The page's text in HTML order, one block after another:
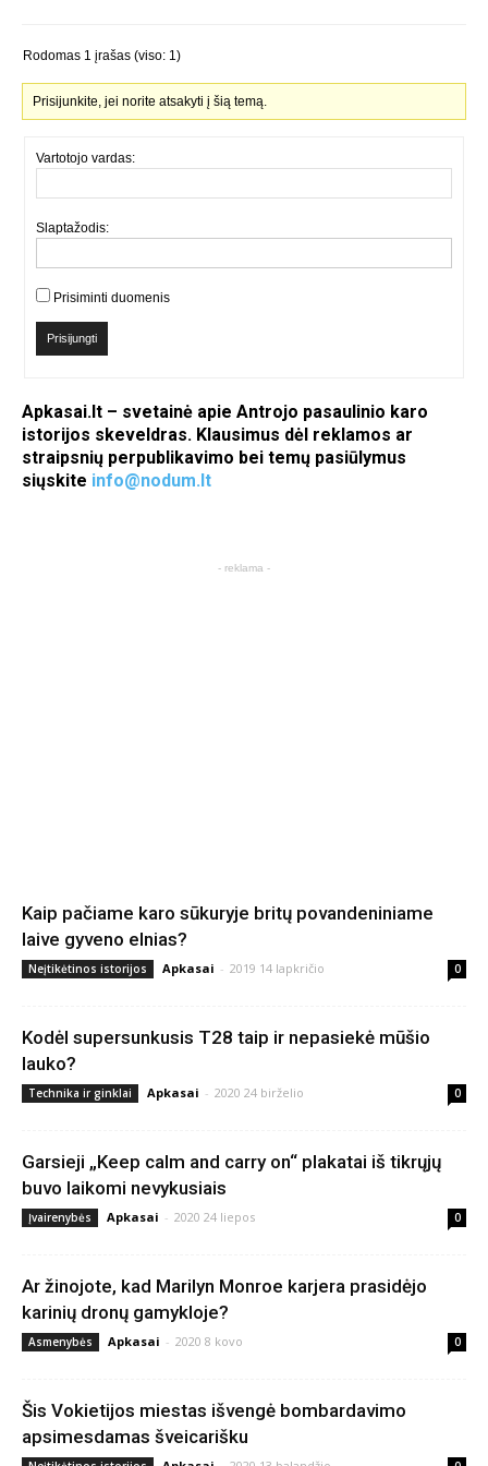
Rodomas 1 įrašas (viso: 1)
Prisijunkite, jei norite atsakyti į šią temą.
Vartotojo vardas:
Slaptažodis:
Prisiminti duomenis
Prisijungti
Apkasai.lt – svetainė apie Antrojo pasaulinio karo
istorijos skeveldras. Klausimus dėl reklamos ar
straipsnių perpublikavimo bei temų pasiūlymus
siųskite info@nodum.lt
- reklama -
Kaip pačiame karo sūkuryje britų povandeniniame
laive gyveno elnias?
Neįtikėtinos istorijos Apkasai - 2019 14 lapkričio 0
Kodėl supersunkusis T28 taip ir nepasiekė mūšio
lauko?
Technika ir ginklai Apkasai - 2020 24 birželio 0
Garsieji „Keep calm and carry on“ plakatai iš tikrųjų
buvo laikomi nevykusiais
Įvairenybės Apkasai - 2020 24 liepos 0
Ar žinojote, kad Marilyn Monroe karjera prasidėjo
karinių dronų gamykloje?
Asmenybės Apkasai - 2020 8 kovo 0
Šis Vokietijos miestas išvengė bombardavimo
apsimesdamas šveicarišku